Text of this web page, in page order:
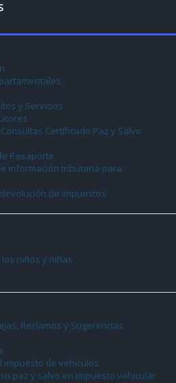
y Servicios
Certificado Paz y Salvo
Pasaporte
información tributaria para
de impuestos
niños y niñas
Reclamos y Sugerencias
impuesto de vehículos
paz y salvo en impuesto vehicular